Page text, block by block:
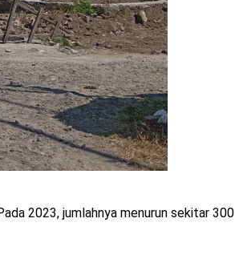
2023, jumlahnya menurun sekitar 300